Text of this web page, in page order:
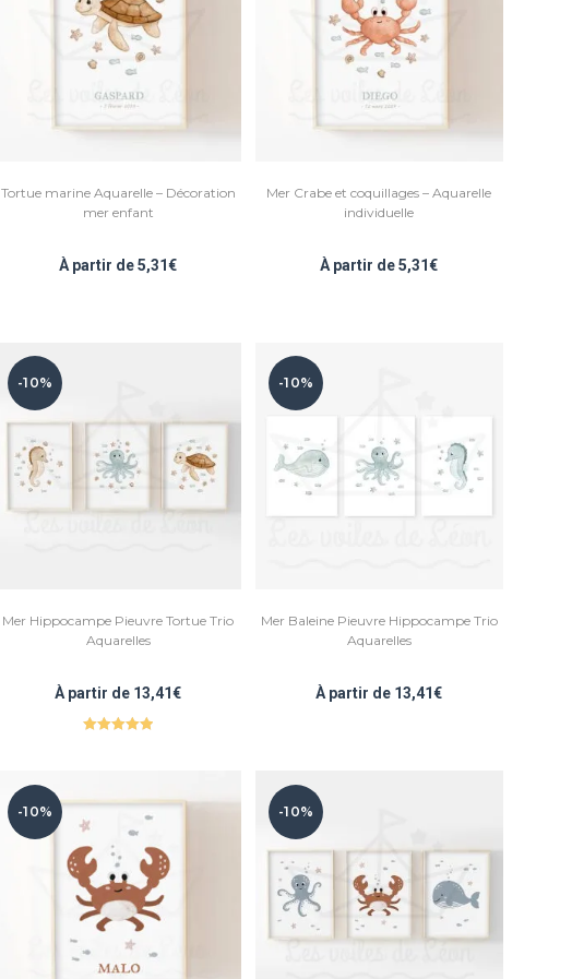
Tortue marine Aquarelle – Décoration
mer enfant
À partir de5,31€
Mer Crabe et coquillages – Aquarelle
individuelle
À partir de5,31€
-10%
Mer Hippocampe Pieuvre Tortue Trio
Aquarelles
À partir de 13,41€
-10%
Mer Baleine Pieuvre Hippocampe Trio
Aquarelles
À partir de 13,41€
-10% -10%